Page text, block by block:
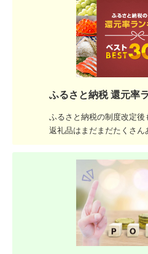
ふるさと納税 還元率
ふるさと納税の制度改定後
返礼品はまだまだたくさん